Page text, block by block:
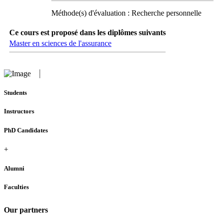
Méthode(s) d'évaluation : Recherche personnelle
Ce cours est proposé dans les diplômes suivants
Master en sciences de l'assurance
Students
Instructors
PhD Candidates
+
Alumni
Faculties
Our partners